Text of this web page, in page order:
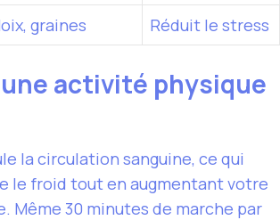
graines Réduit le stress
activité physique
la circulation sanguine, ce qui
le froid tout en augmentant votre
Même 30 minutes de marche par